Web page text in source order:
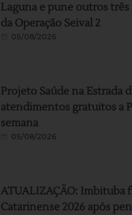
Laguna e pune outros
da Operação Seival 2
05/08/2026
Projeto Saúde na Estrada
atendimentos gratuitos a
semana
05/08/2026
ATUALIZAÇÃO: Imbituba
Catarinense 2026 após